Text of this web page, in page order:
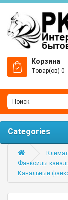
Корзина
Товар(ов) 0
Categories
Фанкойлы
Канальный